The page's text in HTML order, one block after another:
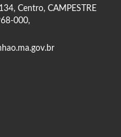
Centro, CAMPESTRE
000,